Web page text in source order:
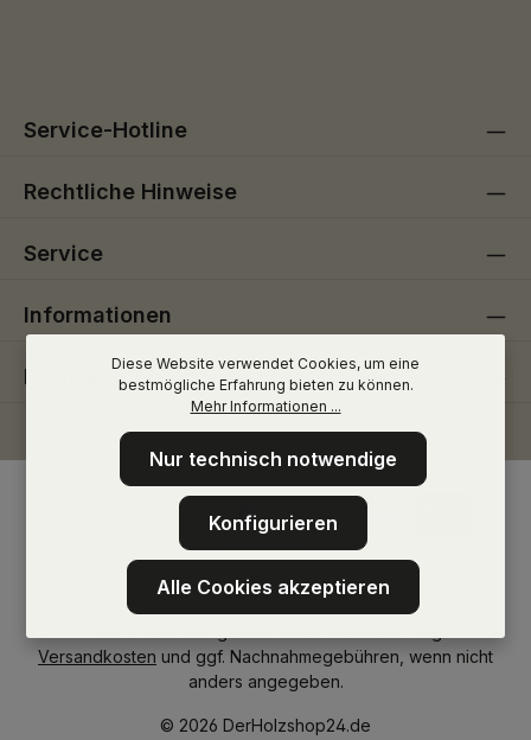
Service-Hotline
Rechtliche Hinweise
Service
Informationen
Folge uns
© 2026 DerHolzshop24.de
Versandkosten und ggf. Nachnahmegebühren, wenn nicht
anders angegeben.
Diese Website verwendet Cookies, um eine
bestmögliche Erfahrung bieten zu können.
Mehr Informationen ...
Nur technisch notwendige
Konfigurieren
Alle Cookies akzeptieren